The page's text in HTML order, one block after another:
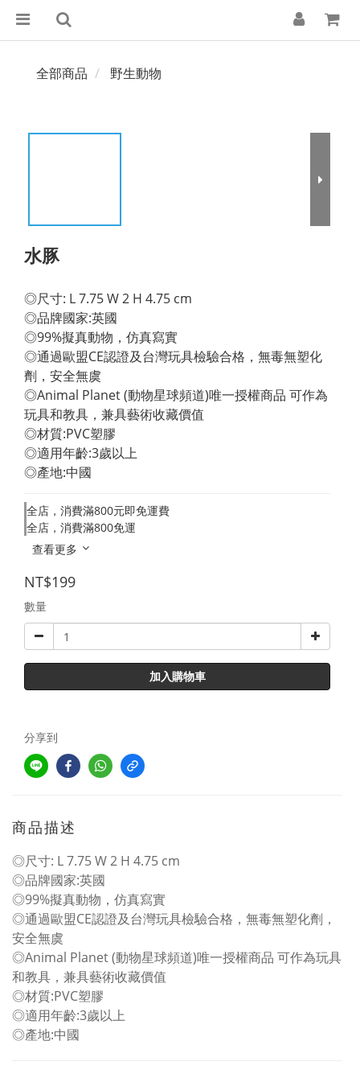
全部商品 野生動物
水豚
◎尺寸: L 7.75 W 2 H 4.75 cm
◎品牌國家:英國
◎99%擬真動物，仿真寫實
◎通過歐盟CE認證及台灣玩具檢驗合格，無毒無塑化
劑，安全無虞
◎Animal Planet (動物星球頻道)唯一授權商品 可作為
玩具和教具，兼具藝術收藏價值
◎材質:PVC塑膠
◎適用年齡:3歲以上
◎產地:中國
全店，消費滿800元即免運費
全店，消費滿800免運
查看更多
NT$199
數量
加入購物車
分享到
商品描述
◎尺寸: L 7.75 W 2 H 4.75 cm
◎品牌國家:英國
◎99%擬真動物，仿真寫實
◎通過歐盟CE認證及台灣玩具檢驗合格，無毒無塑化劑，
安全無虞
◎Animal Planet (動物星球頻道)唯一授權商品 可作為玩具
和教具，兼具藝術收藏價值
◎材質:PVC塑膠
◎適用年齡:3歲以上
◎產地:中國